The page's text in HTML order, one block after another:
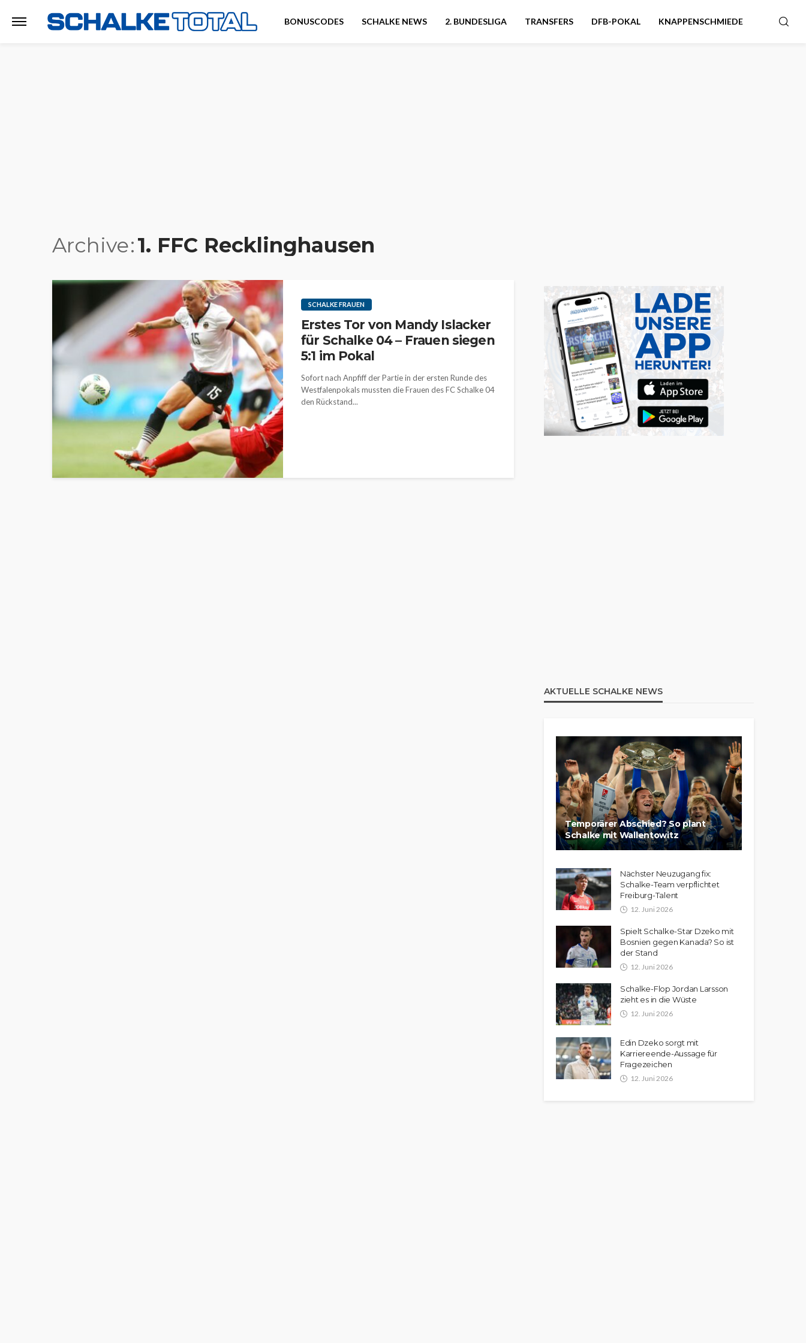
BONUSCODES SCHALKE NEWS 2. BUNDESLIGA TRANSFERS DFB-POKAL KNAPPENSCHMIEDE
Archive 1. FFC Recklinghausen
SCHALKE FRAUEN
Erstes Tor von Mandy Islacker
für Schalke 04 – Frauen siegen
5:1 im Pokal
Sofort nach Anpfiff der Partie in der ersten Runde des
Westfalenpokals mussten die Frauen des FC Schalke 04
den Rückstand...
AKTUELLE SCHALKE NEWS
Temporärer Abschied? So plant
Schalke mit Wallentowitz
Nächster Neuzugang fix:
Schalke-Team verpflichtet
Freiburg-Talent
12. Juni 2026
Spielt Schalke-Star Dzeko mit
Bosnien gegen Kanada? So ist
der Stand
12. Juni 2026
Schalke-Flop Jordan Larsson
zieht es in die Wüste
12. Juni 2026
Edin Dzeko sorgt mit
Karriereende-Aussage für
Fragezeichen
12. Juni 2026